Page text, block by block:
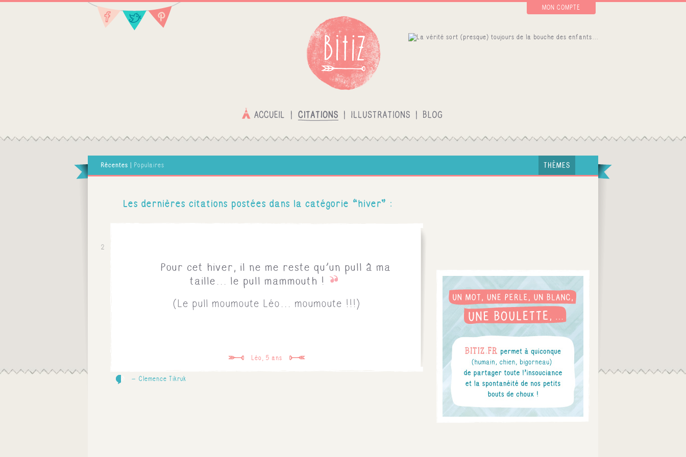
MON COMPTE
Récentes | Populaires THÈMES
Les dernières citations postées dans la catégorie “hiver” :
Pour cet hiver, il ne me reste qu'un pull à ma
taille... le pull mammouth !
(Le pull moumoute Léo... moumoute !!!)
Léo, 5 ans
2
Clemence Tikruk